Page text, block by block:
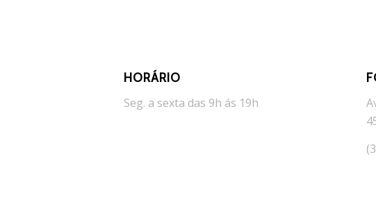
HORÁRIO
Seg. a sexta das 9h ás 19h